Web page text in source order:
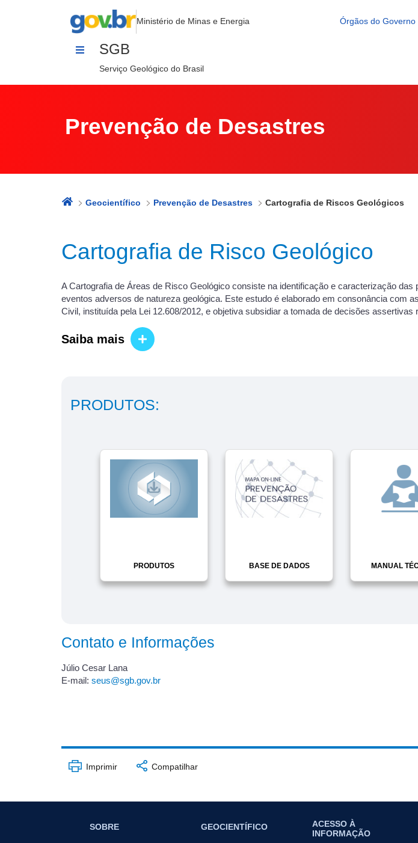
Cartografia de Riscos Geológicos
Ministério de Minas e Energia Órgãos do Governo
SGB
Serviço Geológico do Brasil
Prevenção de Desastres
Geocientífico Prevenção de Desastres Cartografia de Riscos Geológicos
Cartografia de Risco Geológico
A Cartografia de Áreas de Risco Geológico consiste na identificação e caracterização
eventos adversos de natureza geológica. Este estudo é elaborado em consonância com
Civil, instituída pela Lei 12.608/2012, e objetiva subsidiar a tomada de decisões
Saiba mais
PRODUTOS:
PRODUTOS BASE DE DADOS MANUAL
Contato e Informações
Júlio Cesar Lana
E-mail: seus@sgb.gov.br
Imprimir Compatilhar
SOBRE GEOCIENTÍFICO
ACESSO À
INFORMAÇÃO